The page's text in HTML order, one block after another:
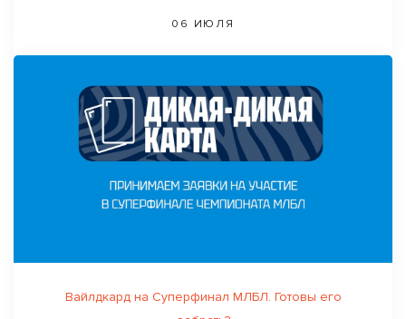
06 ИЮЛЯ
Вайлдкард на Суперфинал МЛБЛ. Готовы его